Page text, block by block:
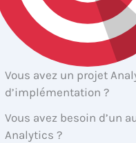
Vous avez un projet
d’implémentation ?
Vous avez besoin d’un
Analytics ?